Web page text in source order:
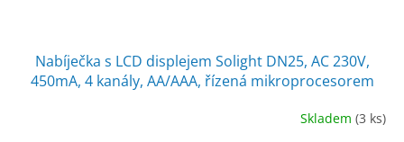
Nabíječka s LCD displejem Solight DN25, AC 230V,
450mA, 4 kanály, AA/AAA, řízená mikroprocesorem
Skladem(3 ks)